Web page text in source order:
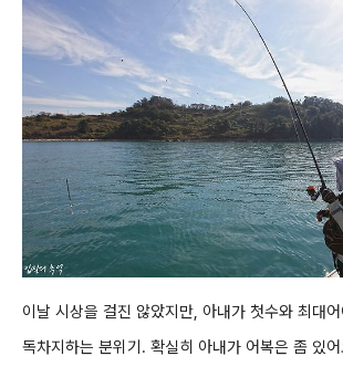
이날 시상을 걸진 않았지만, 아내가 첫수와 최대
독차지하는 분위기. 확실히 아내가 어복은 좀 있